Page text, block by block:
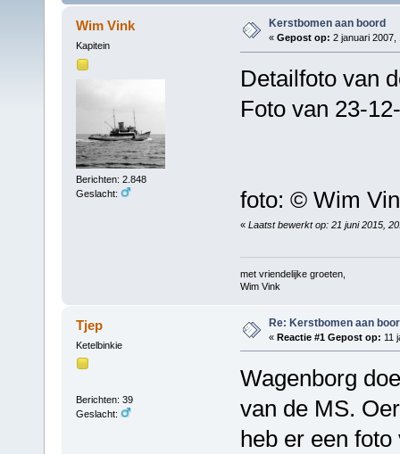
Wim Vink
Kapitein
Berichten: 2.848
Geslacht:
Kerstbomen aan boord
« Gepost op: 2 januari 2007,
Detailfoto van
Foto van 23-
foto: © Wim
« Laatst bewerkt op: 21 juni 2015,
met vriendelijke groeten,
Wim Vink
Tjep
Ketelbinkie
Berichten: 39
Geslacht:
Re: Kerstbomen aan
« Reactie #1 Gepost op: 11
Wagenborg
van de MS.
heb er een